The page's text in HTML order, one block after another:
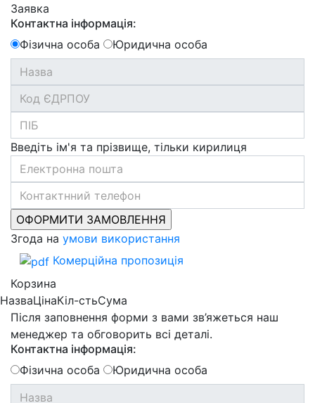
Заявка
Контактна інформація:
Фізична особа
Юридична особа
Введіть ім'я та прізвище, тільки кирилиця
Згода на умови використання
Комерційна пропозиція
Корзина
НазваЦінаКіл-стьСума
Після заповнення форми з вами зв’яжеться наш
менеджер та обговорить всі деталі.
Контактна інформація:
Фізична особа
Юридична особа